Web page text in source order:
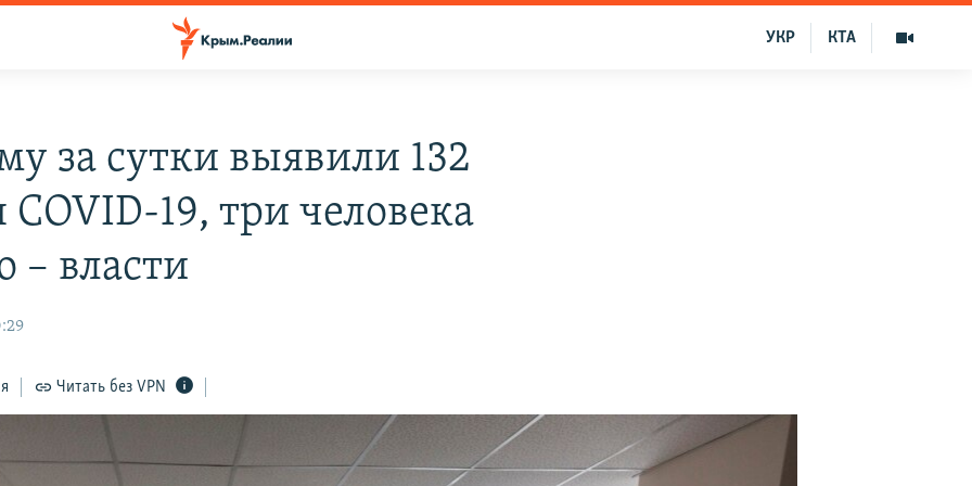
КТА
УКР
за сутки выявили 132
COVID-19, три человека
– власти
Читать без VPN